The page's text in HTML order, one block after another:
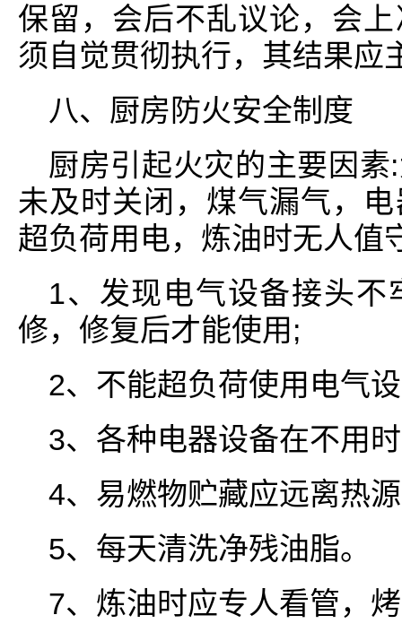
保留，会后不乱议论，会
须自觉贯彻执行，其结果应
八、厨房防火安全制度
厨房引起火灾的主要因
未及时关闭，煤气漏气，
超负荷用电，炼油时无人值
1、发现电气设备接头
修，修复后才能使用;
2、不能超负荷使用电气
3、各种电器设备在不用
4、易燃物贮藏应远离热
5、每天清洗净残油脂。
7、炼油时应专人看管，